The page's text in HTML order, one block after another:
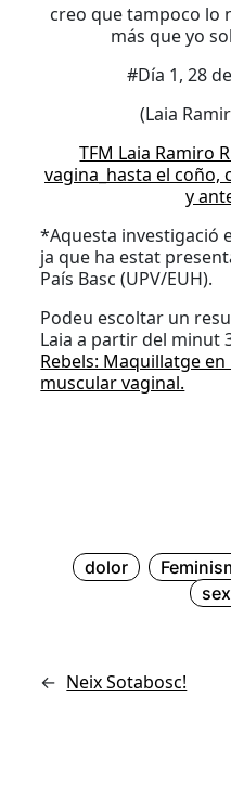
creo que tampoco lo
más que yo
#Día 1, 28
(Laia
TFM Laia Ramiro
vagina_hasta el coño,
y
*Aquesta investigació
ja que ha estat
País Basc (UPV/EUH).
Podeu escoltar un
Laia a partir del minut
Rebels: Maquillatge
muscular vaginal.
dolor
← Neix Sotabosc!